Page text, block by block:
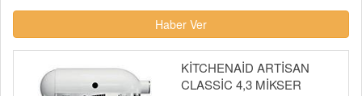
Haber Ver
KİTCHENAİD ARTİSAN
CLASSİC 4,3 MİKSER